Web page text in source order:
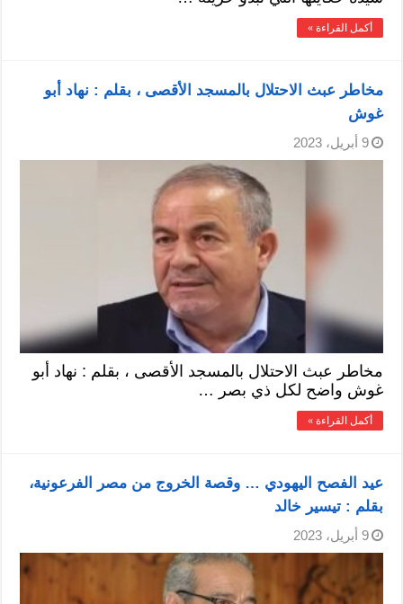
أكمل القراءة »
مخاطر عبث الاحتلال بالمسجد الأقصى ، بقلم : نهاد أبو
غوش
9 أبريل، 2023
مخاطر عبث الاحتلال بالمسجد الأقصى ، بقلم : نهاد أبو
غوش واضح لكل ذي بصر …
أكمل القراءة »
عيد الفصح اليهودي … وقصة الخروج من مصر الفرعونية،
بقلم : تيسير خالد
9 أبريل، 2023